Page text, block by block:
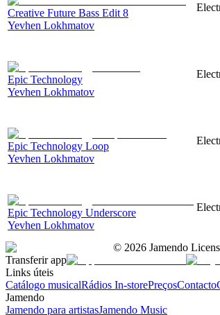
Creative Future Bass Edit 8
Yevhen Lokhmatov
Epic Technology
Yevhen Lokhmatov
Epic Technology Loop
Yevhen Lokhmatov
Epic Technology Underscore
Yevhen Lokhmatov
© 2026 Jamendo
Transferir app
Links úteis
Catálogo musicalRádios In-storePreçosContacto
Jamendo
Jamendo para artistasJamendo Music